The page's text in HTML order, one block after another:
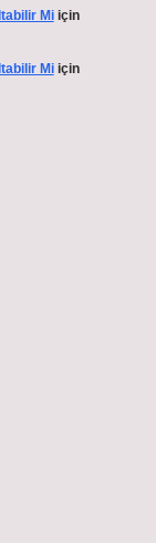
Miiçin
Miiçin